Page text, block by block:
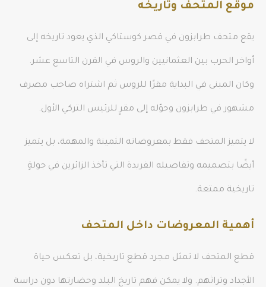
موقع المتحف وتاريخه
يقع متحف طرابزون في قصر كوستاكي الذي يعود تاريخه إلى
أواخر الحرب بين العثمانيين والروس في القرن التاسع عشر.
وكان المبنى في البداية مقرًا للروس ثم اشتراه صاحب مصرف
مشهور في طرابزون وحوّله إلى مقرٍ للرئيس التركي الأول.
لا يتميز المتحف فقط بمعروضاته الثمينة والمهمة، بل يتميز
أيضًا بتصميمه وتفاصيله الفريدة التي تأخذ الزائرين في جولةٍ
تاريخية ممتعة.
أهمية المعروضات داخل المتحف
قطع المتحف لا تمثل مجرد قطع تاريخية، بل تعكس حياة
الأجداد وتراثهم. ولا يمكن فهم تاريخ البلد وحضارتها دون دراسة